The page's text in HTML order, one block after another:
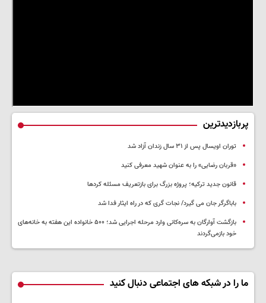
پربازدیدترین
توران اویسال پس از ۳۱ سال زندان آزاد شد
«قربان رضایی» را به عنوان شهید معرفی کنید
قانون جدید ترکیه؛ پروژه بزرگ‌ برای بازتعریف مسئله کردها
باباگرگر جان می گیرد/ نجات گری که در راه ایثار فدا شد
بازگشت آوارگان به سره‌کانی وارد مرحله اجرایی شد؛ ۵۰۰ خانواده این هفته به خانه‌های
خود بازمی‌گردند
ما را در شبکه های اجتماعی دنبال کنید